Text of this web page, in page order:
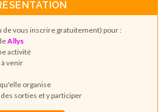
vous inscrire gratuitement) pour :
Allys
activité
à venir
organise
sorties et y participer